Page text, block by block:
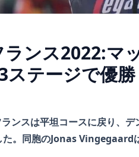
ンス2022:マ
ステージで優勝
ンスは平坦コースに戻り、
た。同胞のJonas